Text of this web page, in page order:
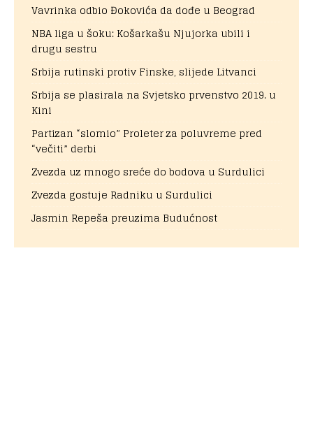
Vavrinka odbio Đokovića da dođe u Beograd
NBA liga u šoku: Košarkašu Njujorka ubili i
drugu sestru
Srbija rutinski protiv Finske, slijede Litvanci
Srbija se plasirala na Svjetsko prvenstvo 2019. u
Kini
Partizan “slomio” Proleter za poluvreme pred
“večiti” derbi
Zvezda uz mnogo sreće do bodova u Surdulici
Zvezda gostuje Radniku u Surdulici
Jasmin Repeša preuzima Budućnost